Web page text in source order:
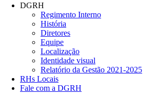
DGRH
Regimento Interno
História
Diretores
Equipe
Localização
Identidade visual
Relatório da Gestão 2021-2025
RHs Locais
Fale com a DGRH